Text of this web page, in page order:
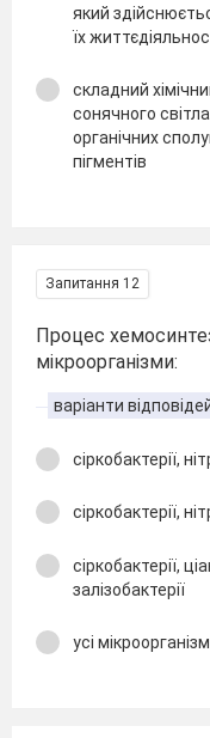
який
їх
складний
сонячного світла
органічних
пігментів
Запитання 12
Процес
мікроорганізми:
варіанти
сіркобактерії,
сіркобактерії,
сіркобактерії,
залізобактерії
усі